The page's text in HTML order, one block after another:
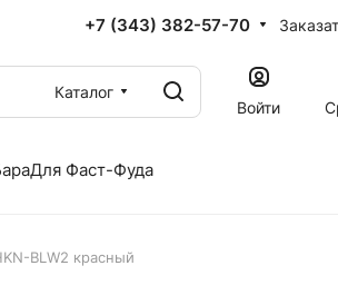
+7 (343) 382-57-70
Каталог
Войти
Для Фаст-Фуда
BLW2 красный